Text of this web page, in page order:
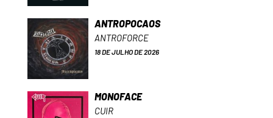
ANTROPOCAOS
ANTROFORCE
18 DE JULHO DE 2026
MONOFACE
CUIR